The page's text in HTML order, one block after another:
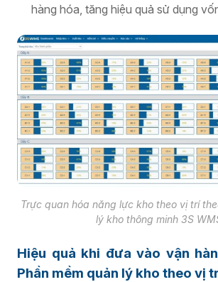
hàng hóa, tăng hiệu quả sử dụng
Trực quan hóa năng lực kho theo vị trí
lý kho thông minh 3S
Hiệu quả khi đưa vào vận
Phần mềm quản lý kho theo vị